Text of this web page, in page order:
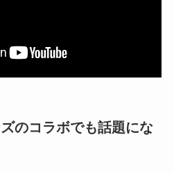
のコラボでも話題にな